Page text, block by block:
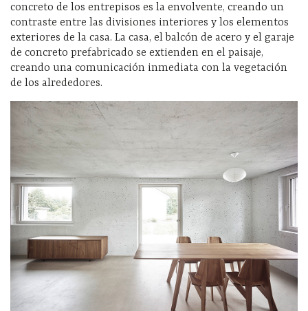
concreto de los entrepisos es la envolvente, creando un
contraste entre las divisiones interiores y los elementos
exteriores de la casa. La casa, el balcón de acero y el garaje
de concreto prefabricado se extienden en el paisaje,
creando una comunicación inmediata con la vegetación
de los alrededores.